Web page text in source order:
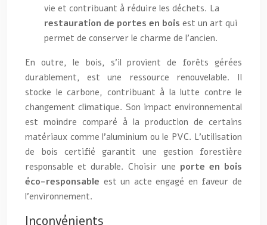
vie et contribuant à réduire les déchets. La
restauration de portes en bois est un art qui
permet de conserver le charme de l’ancien.
En outre, le bois, s’il provient de forêts gérées
durablement, est une ressource renouvelable. Il
stocke le carbone, contribuant à la lutte contre le
changement climatique. Son impact environnemental
est moindre comparé à la production de certains
matériaux comme l’aluminium ou le PVC. L’utilisation
de bois certifié garantit une gestion forestière
responsable et durable. Choisir une porte en bois
éco-responsable est un acte engagé en faveur de
l’environnement.
Inconvénients